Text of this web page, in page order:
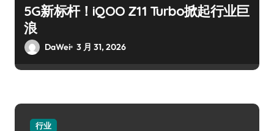
5G新标杆！iQOO Z11 Turbo掀起行业巨
浪
DaWei 3 月 31, 2026
行业